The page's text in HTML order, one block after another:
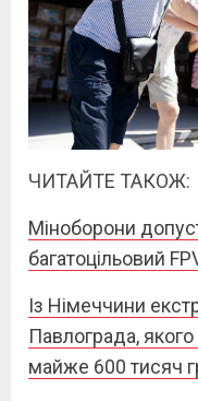
ЧИТАЙТЕ ТАКОЖ:
Міноборони
багатоцільовий
Із Німеччини
Павлограда,
майже 600 тисяч